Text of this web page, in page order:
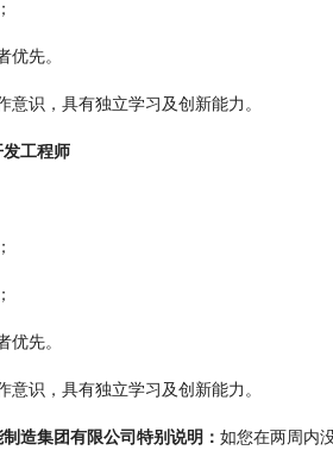
优先。
意识，具有独立学习及创新能力。
工程师
优先。
意识，具有独立学习及创新能力。
造集团有限公司特别说明： 如您在两周内